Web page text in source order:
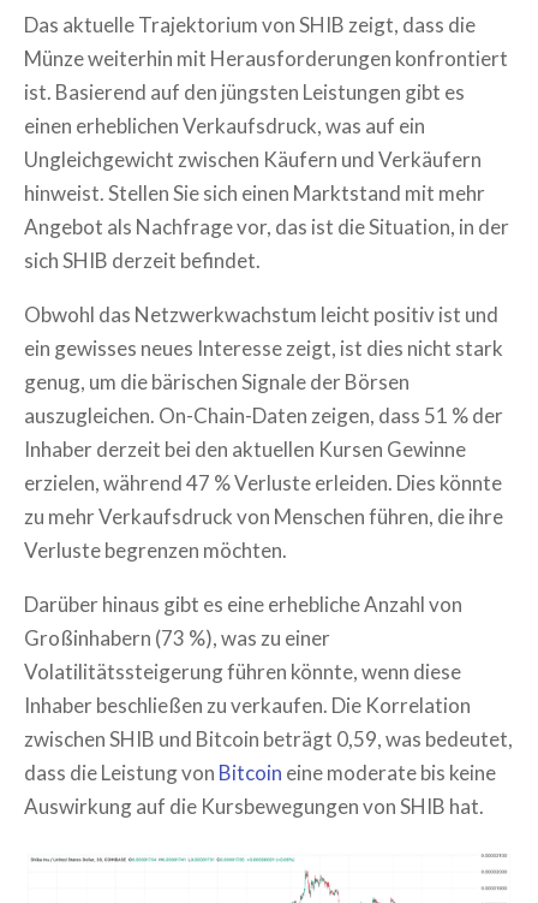
Das aktuelle Trajektorium von SHIB zeigt, dass die
Münze weiterhin mit Herausforderungen konfrontiert
ist. Basierend auf den jüngsten Leistungen gibt es
einen erheblichen Verkaufsdruck, was auf ein
Ungleichgewicht zwischen Käufern und Verkäufern
hinweist. Stellen Sie sich einen Marktstand mit mehr
Angebot als Nachfrage vor, das ist die Situation, in der
sich SHIB derzeit befindet.
Obwohl das Netzwerkwachstum leicht positiv ist und
ein gewisses neues Interesse zeigt, ist dies nicht stark
genug, um die bärischen Signale der Börsen
auszugleichen. On-Chain-Daten zeigen, dass 51 % der
Inhaber derzeit bei den aktuellen Kursen Gewinne
erzielen, während 47 % Verluste erleiden. Dies könnte
zu mehr Verkaufsdruck von Menschen führen, die ihre
Verluste begrenzen möchten.
Darüber hinaus gibt es eine erhebliche Anzahl von
Großinhabern (73 %), was zu einer
Volatilitätssteigerung führen könnte, wenn diese
Inhaber beschließen zu verkaufen. Die Korrelation
zwischen SHIB und Bitcoin beträgt 0,59, was bedeutet,
dass die Leistung von Bitcoin eine moderate bis keine
Auswirkung auf die Kursbewegungen von SHIB hat.